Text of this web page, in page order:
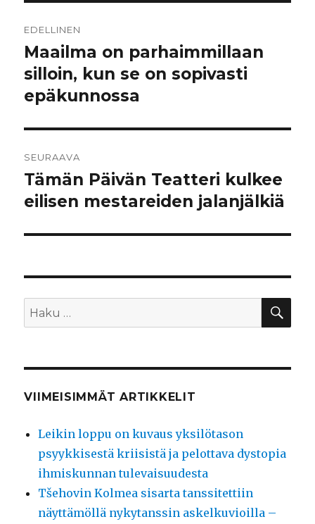
selaus
EDELLINEN
Edellinen
artikkeli:
Maailma on parhaimmillaan
silloin, kun se on sopivasti
epäkunnossa
SEURAAVA
Seuraava
artikkeli:
Tämän Päivän Teatteri kulkee
eilisen mestareiden jalanjälkiä
Etsi:
VIIMEISIMMÄT ARTIKKELIT
Leikin loppu on kuvaus yksilötason
psyykkisestä kriisistä ja pelottava dystopia
ihmiskunnan tulevaisuudesta
Tšehovin Kolmea sisarta tanssitettiin
näyttämöllä nykytanssin askelkuvioilla –